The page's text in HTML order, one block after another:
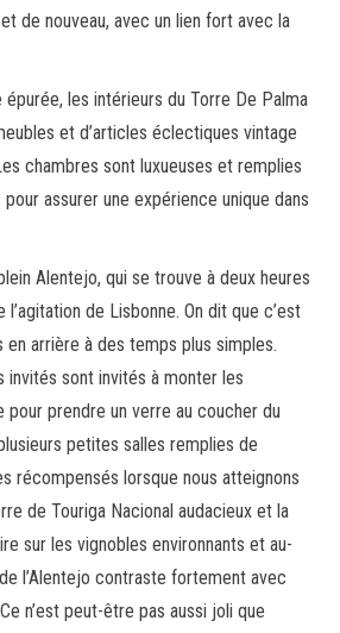
de nouveau, avec un lien fort avec la
épurée, les intérieurs du Torre De Palma
et d’articles éclectiques vintage
chambres sont luxueuses et remplies
assurer une expérience unique dans
Alentejo, qui se trouve à deux heures
de Lisbonne. On dit que c’est
arrière à des temps plus simples.
invités sont invités à monter les
pour prendre un verre au coucher du
petites salles remplies de
récompensés lorsque nous atteignons
de Touriga Nacional audacieux et la
sur les vignobles environnants et au-
l’Alentejo contraste fortement avec
n’est peut-être pas aussi joli que